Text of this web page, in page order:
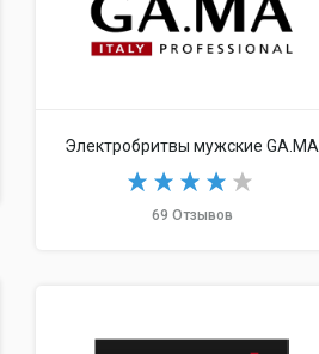
Электробритвы мужские GA.MA
69 Отзывов